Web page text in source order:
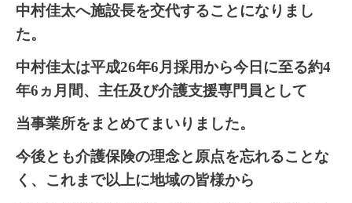
中村佳太へ施設長を交代することになりまし
た。
中村佳太は平成26年6月採用から今日に至る約4
年6 ヵ月間、主任及び介護支援専門員として
当事業所をまとめてまいりました。
今後とも介護保険の理念と原点を忘れることな
く、これまで以上に地域の皆様から